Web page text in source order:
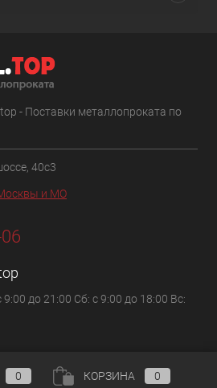
- Поставки металлопроката по
40с3
и МО
до 21:00 Сб: с 9:00 до 18:00 Вс:
0 КОРЗИНА 0